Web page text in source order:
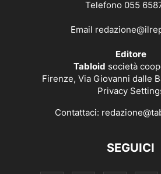
Telefono 055
Email
Editore
Tabloid società
Firenze, Via Giovanni dalle
Privacy
Contattaci:
SEGUICI